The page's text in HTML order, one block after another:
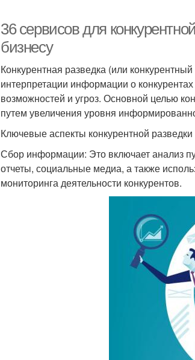
36 сервисов для
бизнесу
Конкурентная разведка (или
интерпретации информации о
возможностей и угроз. Основной целью
путем увеличения уровня
Ключевые аспекты конкурентной
Сбор информации: Это включает анализ
отчеты, социальные медиа, а также
мониторинга деятельности конкурентов.